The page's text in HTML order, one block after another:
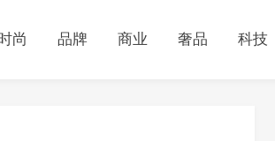
尚 品牌 商业 奢品 科技